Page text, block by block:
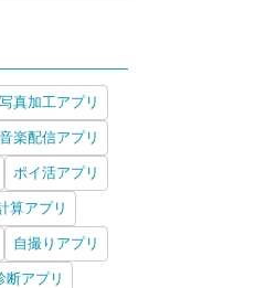
写真加工アプリ
音楽配信アプリ
ポイ活アプリ
算アプリ
自撮りアプリ
断アプリ